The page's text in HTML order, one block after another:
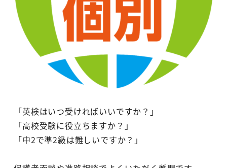
「英検はいつ受ければいいですか？」
「高校受験に役立ちますか？」
「中2で準2級は難しいですか？」